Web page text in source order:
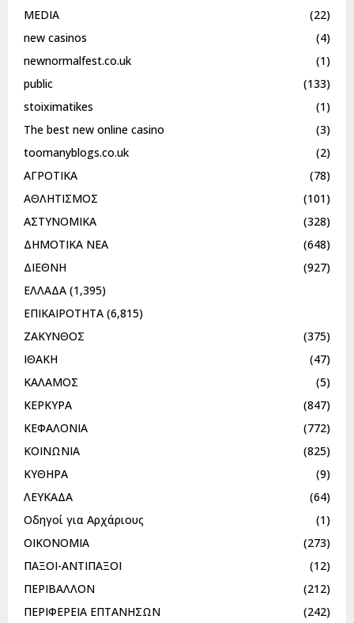
MEDIA
(22)
new casinos
(4)
newnormalfest.co.uk
(1)
public
(133)
stoiximatikes
(1)
The best new online casino
(3)
toomanyblogs.co.uk
(2)
ΑΓΡΟΤΙΚΑ
(78)
ΑΘΛΗΤΙΣΜΟΣ
(101)
ΑΣΤΥΝΟΜΙΚΑ
(328)
ΔΗΜΟΤΙΚΑ ΝΕΑ
(648)
ΔΙΕΘΝΗ
(927)
ΕΛΛΑΔΑ (1,395)
ΕΠΙΚΑΙΡΟΤΗΤΑ (6,815)
ΖΑΚΥΝΘΟΣ
(375)
ΙΘΑΚΗ
(47)
ΚΑΛΑΜΟΣ
(5)
ΚΕΡΚΥΡΑ
(847)
ΚΕΦΑΛΟΝΙΑ
(772)
ΚΟΙΝΩΝΙΑ
(825)
ΚΥΘΗΡΑ
(9)
ΛΕΥΚΑΔΑ
(64)
Οδηγοί για Αρχάριους
(1)
ΟΙΚΟΝΟΜΙΑ
(273)
ΠΑΞΟΙ-ΑΝΤΙΠΑΞΟΙ
(12)
ΠΕΡΙΒΑΛΛΟΝ
(212)
ΠΕΡΙΦΕΡΕΙΑ ΕΠΤΑΝΗΣΩΝ
(242)